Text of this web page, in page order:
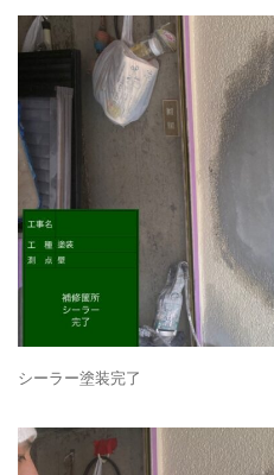
シーラー塗装完了